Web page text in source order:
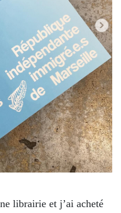
librairie et j’ai acheté